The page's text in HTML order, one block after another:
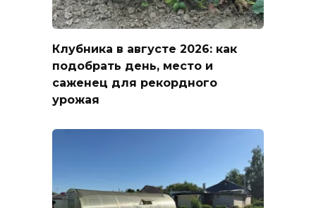
Клубника в августе 2026: как
подобрать день, место и
саженец для рекордного
урожая